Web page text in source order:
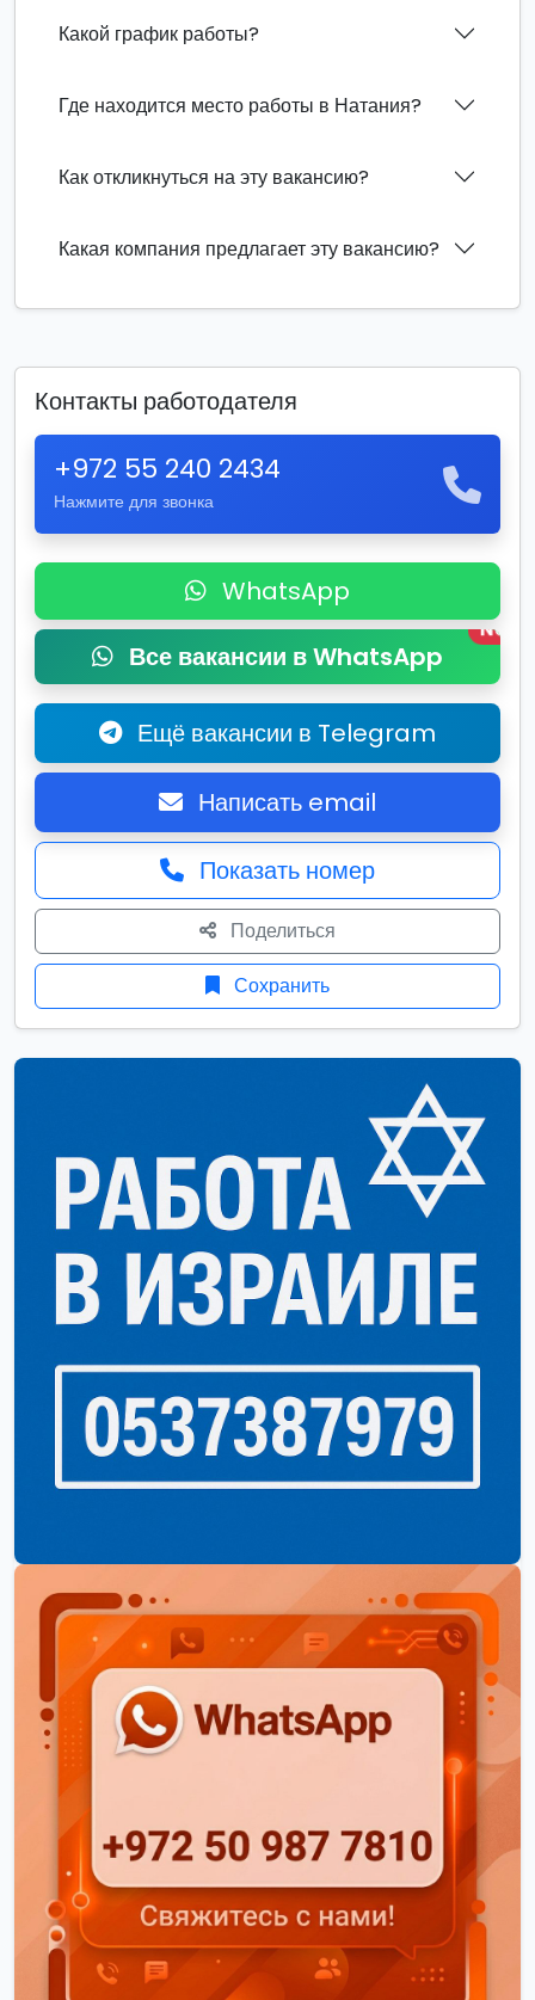
Какой график работы?
Где находится место работы в Натания?
Как откликнуться на эту вакансию?
Какая компания предлагает эту вакансию?
Контакты работодателя
+972 55 240 2434
Нажмите для звонка
WhatsApp
Все вакансии в WhatsApp
New
Ещё вакансии в Telegram
Написать email
Показать номер
Поделиться
Сохранить